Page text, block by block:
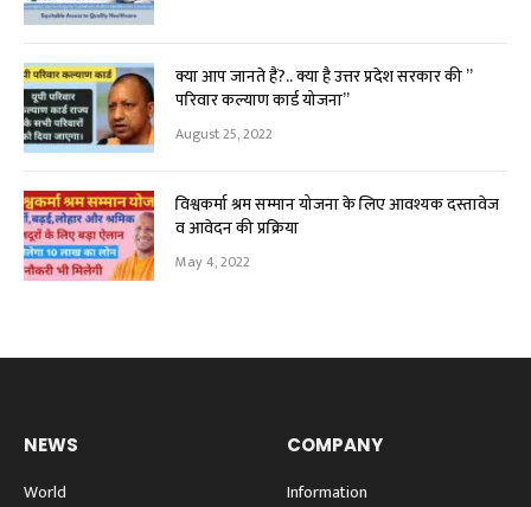
क्या आप जानते हैं?.. क्या है उत्तर प्रदेश सरकार की ”
परिवार कल्याण कार्ड योजना”
August 25, 2022
विश्वकर्मा श्रम सम्मान योजना के लिए आवश्यक दस्तावेज
व आवेदन की प्रक्रिया
May 4, 2022
NEWS
World
COMPANY
Information